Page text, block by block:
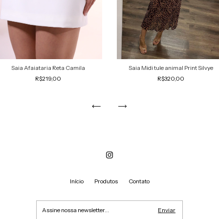
Saia Afaiataria Reta Camila
R$219,00
Saia Midi tule animal Print Silvye
R$320,00
Início Produtos Contato